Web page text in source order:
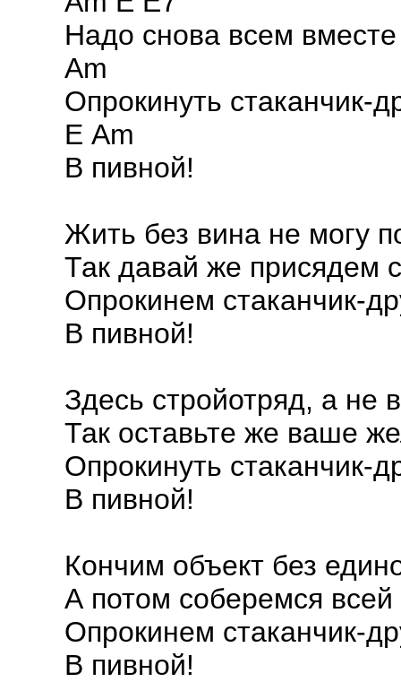
Надо снова всем вместе
Аm
Опрокинуть стаканчик-
Е Am
В пивной!
Жить без вина не могу
Так давай же присядем
Опрокинем стаканчик-
В пивной!
Здесь стройотряд, а не
Так оставьте же ваше
Опрокинуть стаканчик-
В пивной!
Кончим объект без
А потом соберемся всей
Опрокинем стаканчик-
В пивной!